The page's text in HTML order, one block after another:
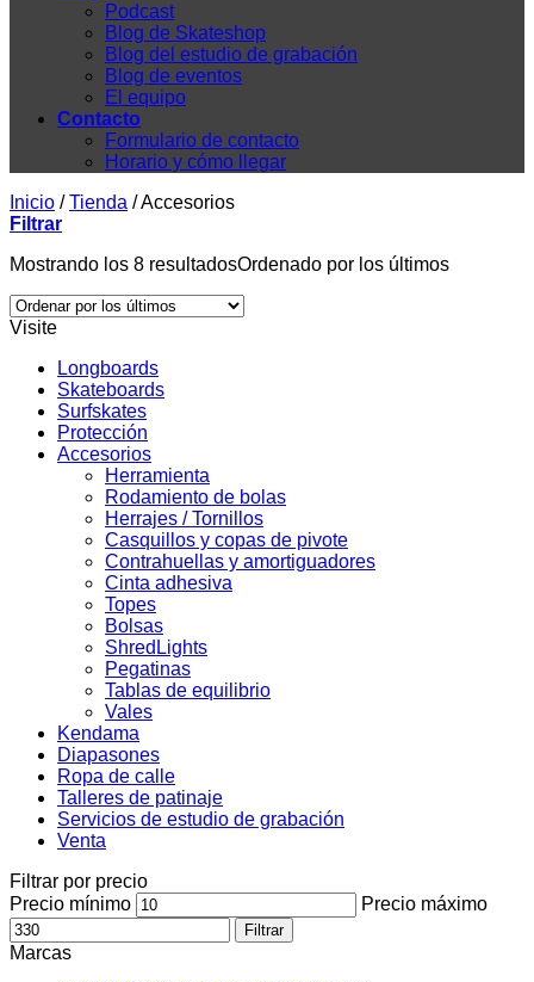
Podcast
Blog de Skateshop
Blog del estudio de grabación
Blog de eventos
El equipo
Contacto
Formulario de contacto
Horario y cómo llegar
Inicio / Tienda /Accesorios
Filtrar
Mostrando los 8 resultadosOrdenado por los últimos
Visite
Longboards
Skateboards
Surfskates
Protección
Accesorios
Herramienta
Rodamiento de bolas
Herrajes / Tornillos
Casquillos y copas de pivote
Contrahuellas y amortiguadores
Cinta adhesiva
Topes
Bolsas
ShredLights
Pegatinas
Tablas de equilibrio
Vales
Kendama
Diapasones
Ropa de calle
Talleres de patinaje
Servicios de estudio de grabación
Venta
Filtrar por precio
Precio mínimo
Precio máximo
Filtrar
Marcas